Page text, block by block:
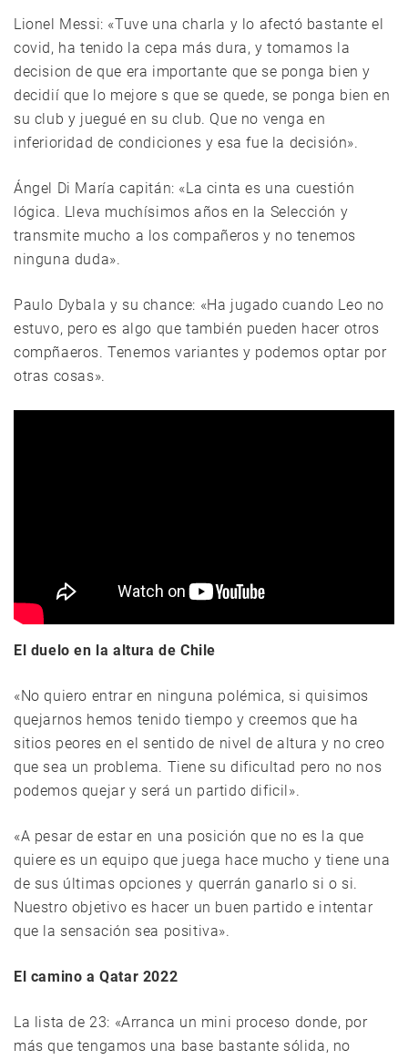
Lionel Messi: «Tuve una charla y lo afectó bastante el
covid, ha tenido la cepa más dura, y tomamos la
decision de que era importante que se ponga bien y
decidií que lo mejore s que se quede, se ponga bien en
su club y juegué en su club. Que no venga en
inferioridad de condiciones y esa fue la decisión».
Ángel Di María capitán: «La cinta es una cuestión
lógica. Lleva muchísimos años en la Selección y
transmite mucho a los compañeros y no tenemos
ninguna duda».
Paulo Dybala y su chance: «Ha jugado cuando Leo no
estuvo, pero es algo que también pueden hacer otros
compñaeros. Tenemos variantes y podemos optar por
otras cosas».
El duelo en la altura de Chile
«No quiero entrar en ninguna polémica, si quisimos
quejarnos hemos tenido tiempo y creemos que ha
sitios peores en el sentido de nivel de altura y no creo
que sea un problema. Tiene su dificultad pero no nos
podemos quejar y será un partido dificil».
«A pesar de estar en una posición que no es la que
quiere es un equipo que juega hace mucho y tiene una
de sus últimas opciones y querrán ganarlo si o si.
Nuestro objetivo es hacer un buen partido e intentar
que la sensación sea positiva».
El camino a Qatar 2022
La lista de 23: «Arranca un mini proceso donde, por
más que tengamos una base bastante sólida, no